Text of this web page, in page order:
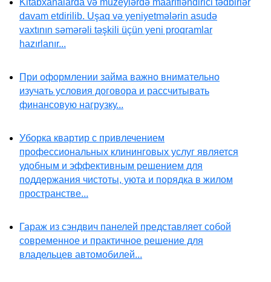
Kitabxanalarda və muzeylərdə maarifləndirici tədbirlər
davam etdirilib. Uşaq və yeniyetmələrin asudə
vaxtının səmərəli təşkili üçün yeni proqramlar
hazırlanır...
При оформлении займа важно внимательно
изучать условия договора и рассчитывать
финансовую нагрузку...
Уборка квартир с привлечением
профессиональных клининговых услуг является
удобным и эффективным решением для
поддержания чистоты, уюта и порядка в жилом
пространстве...
Гараж из сэндвич панелей представляет собой
современное и практичное решение для
владельцев автомобилей...